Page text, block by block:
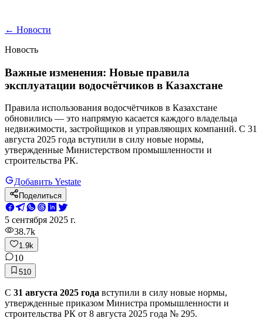
← Новости
Новость
Важные изменения: Новые правила
эксплуатации водосчётчиков в Казахстане
Правила использования водосчётчиков в Казахстане
обновились — это напрямую касается каждого владельца
недвижимости, застройщиков и управляющих компаний. С 31
августа 2025 года вступили в силу новые нормы,
утвержденные Министерством промышленности и
строительства РК.
Добавить Yestate
Поделиться
5 сентября 2025 г.
38.7k
1.9k
10
510
С 31 августа 2025 года вступили в силу новые нормы,
утвержденные приказом Министра промышленности и
строительства РК от 8 августа 2025 года № 295.